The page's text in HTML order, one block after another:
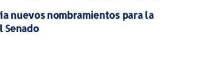
nuevos nombramientos para la
Senado